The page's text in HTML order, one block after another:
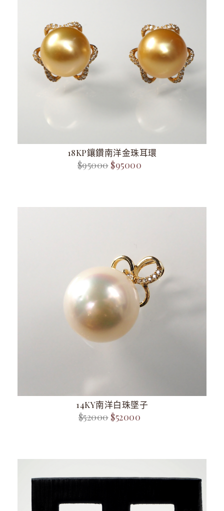
18KP鑲鑽南洋金珠耳環
$95000 $95000
14KY南洋白珠墜子
$52000 $52000